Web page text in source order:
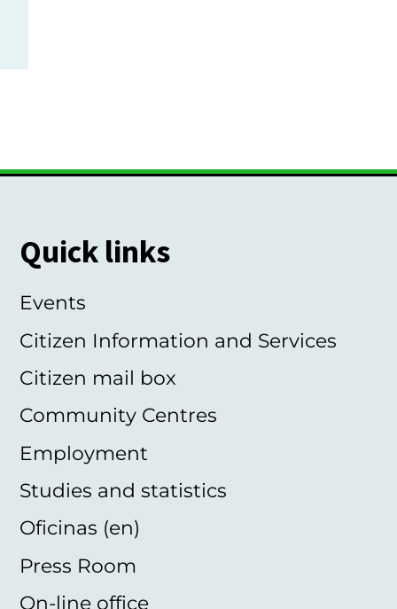
Quick links
Events
Citizen Information and Services
Citizen mail box
Community Centres
Employment
Studies and statistics
Oficinas (en)
Press Room
On-line office